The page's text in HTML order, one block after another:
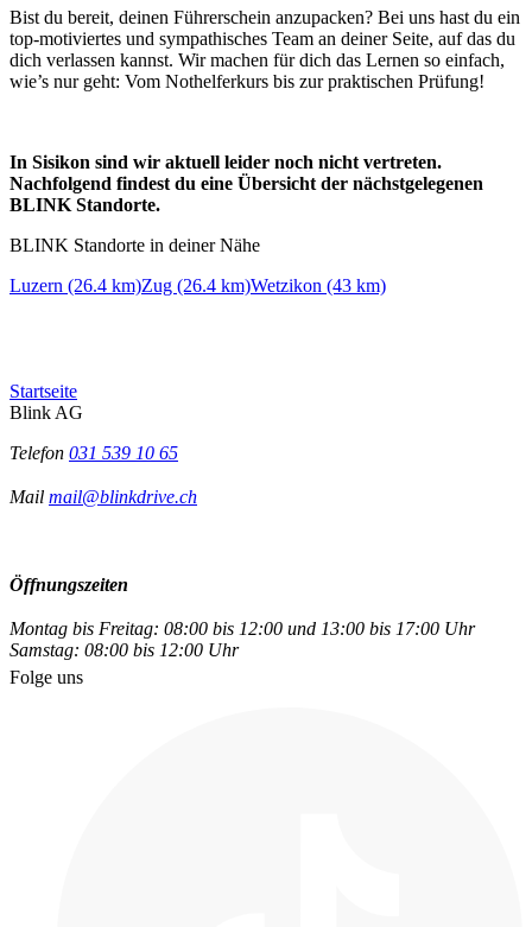
Bist du bereit, deinen Führerschein anzupacken? Bei uns hast du ein
top-motiviertes und sympathisches Team an deiner Seite, auf das du
dich verlassen kannst. Wir machen für dich das Lernen so einfach,
wie’s nur geht: Vom Nothelferkurs bis zur praktischen Prüfung!
In Sisikon sind wir aktuell leider noch nicht vertreten.
Nachfolgend findest du eine Übersicht der nächstgelegenen
BLINK Standorte.
BLINK Standorte in deiner Nähe
Luzern (26.4 km)Zug (26.4 km)Wetzikon (43 km)
Startseite
Blink AG
Telefon 031 539 10 65
Mail mail@blinkdrive.ch
Öffnungszeiten
Montag bis Freitag: 08:00 bis 12:00 und 13:00 bis 17:00 Uhr
Samstag: 08:00 bis 12:00 Uhr
Folge uns